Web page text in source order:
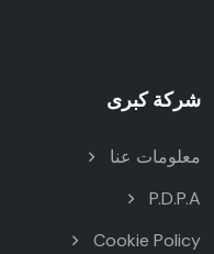
شركة كبرى
معلومات عنا
P.D.P.A
Cookie Policy